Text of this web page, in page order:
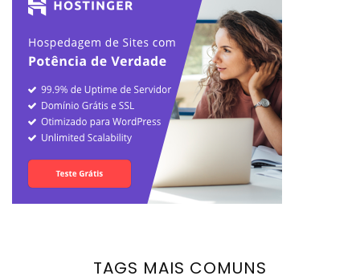
TAGS MAIS COMUNS